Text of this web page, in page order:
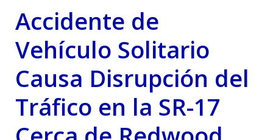
Accidente de
Vehículo Solitario
Causa Disrupción del
Tráfico en la SR-17